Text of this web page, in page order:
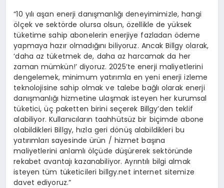
“10 yılı aşan enerji danışmanlığı deneyimimizle, hangi
ölçek ve sektörde olursa olsun, özellikle de yüksek
tüketime sahip abonelerin enerjiye fazladan ödeme
yapmaya hazır olmadığını biliyoruz. Ancak Billgy olarak,
‘daha az tüketmek de, daha az harcamak da her
zaman mümkün!’ diyoruz. 2025’te enerji maliyetlerini
dengelemek, minimum yatırımla en yeni enerji izleme
teknolojisine sahip olmak ve talebe bağlı olarak enerji
danışmanlığı hizmetine ulaşmak isteyen her kurumsal
tüketici, üç paketten birini seçerek Billgy’den teklif
alabiliyor. Kullanıcıların taahhütsüz bir biçimde abone
olabildikleri Billgy, hızla geri dönüş alabildikleri bu
yatırımları sayesinde ürün / hizmet başına
maliyetlerini anlamlı ölçüde düşürerek sektöründe
rekabet avantajı kazanabiliyor. Ayrıntılı bilgi almak
isteyen tüm tüketicileri billgy.net internet sitemize
davet ediyoruz.”